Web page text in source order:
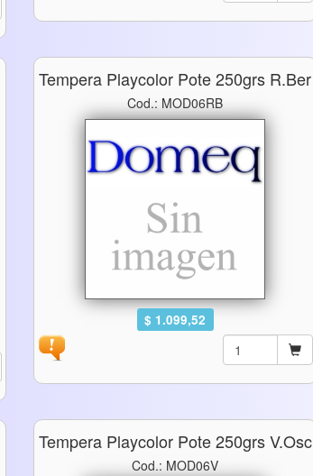
Tempera Playcolor Pote 250grs R.ber
Cod.: MOD06RB
$ 1.099,52
Tempera Playcolor Pote 250grs V.osc
Cod.: MOD06V